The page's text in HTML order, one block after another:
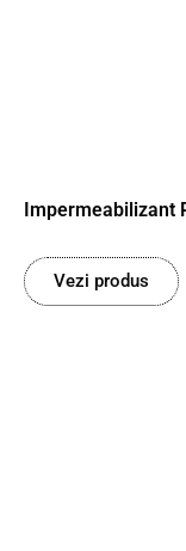
Impermeabilizant
Vezi produs